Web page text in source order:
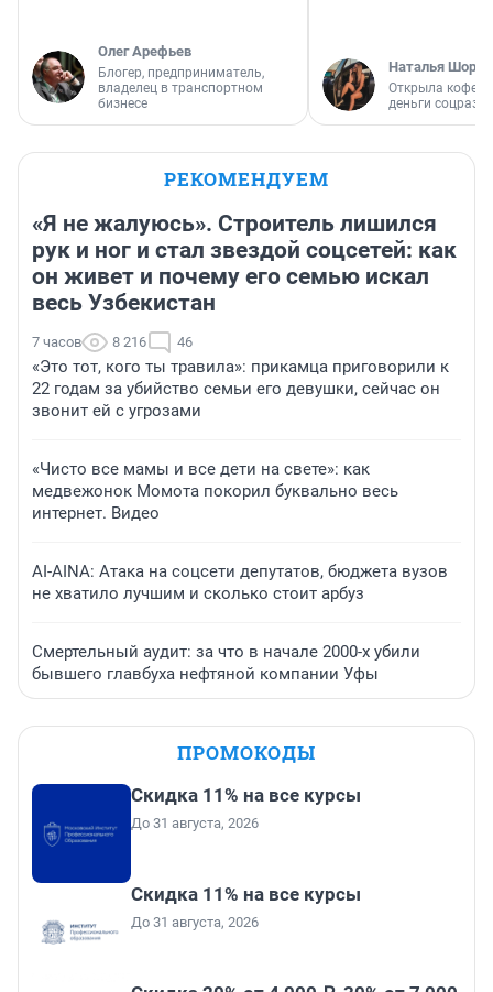
Олег Арефьев
Блогер, предприниматель,
владелец в транспортном
бизнесе
Наталья
Открыла
деньги
РЕКОМЕНДУЕМ
«Я не жалуюсь». Строитель лишился
рук и ног и стал звездой соцсетей: как
он живет и почему его семью искал
весь Узбекистан
7 часов 8 216 46
«Это тот, кого ты травила»: прикамца приговорили к
22 годам за убийство семьи его девушки, сейчас он
звонит ей с угрозами
«Чисто все мамы и все дети на свете»: как
медвежонок Момота покорил буквально весь
интернет. Видео
AI-AINA: Атака на соцсети депутатов, бюджета вузов
не хватило лучшим и сколько стоит арбуз
Смертельный аудит: за что в начале 2000-х убили
бывшего главбуха нефтяной компании Уфы
ПРОМОКОДЫ
Скидка 11% на все курсы
До 31 августа, 2026
Скидка 11% на все курсы
До 31 августа, 2026